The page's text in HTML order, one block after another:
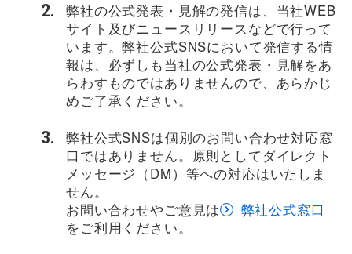
弊社の公式発表・見解の発信は、当社WEB
サイト及びニュースリリースなどで行って
います。弊社公式SNSにおいて発信する情
報は、必ずしも当社の公式発表・見解をあ
らわすものではありませんので、あらかじ
めご了承ください。
弊社公式SNSは個別のお問い合わせ対応窓
口ではありません。原則としてダイレクト
メッセージ（DM）等への対応はいたしま
せん。
お問い合わせやご意見は
弊社公式窓口
をご利用ください。